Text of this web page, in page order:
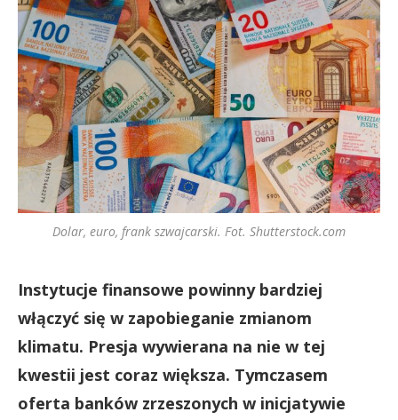
Dolar, euro, frank szwajcarski. Fot. Shutterstock.com
Instytucje finansowe powinny bardziej
włączyć się w zapobieganie zmianom
klimatu. Presja wywierana na nie w tej
kwestii jest coraz większa. Tymczasem
oferta banków zrzeszonych w inicjatywie